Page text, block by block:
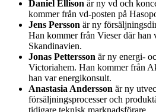
Daniel Ellison är ny vd och
kommer från vd-posten på
Jens Persson är ny
Han kommer från Vieser där han
Skandinavien.
Jonas Pettersson är ny energi-
Victoriahem. Han kommer från
han var energikonsult.
Anastasia Andersson är ny
försäljningsprocesser och
tidigare teknisk marknadsförare.